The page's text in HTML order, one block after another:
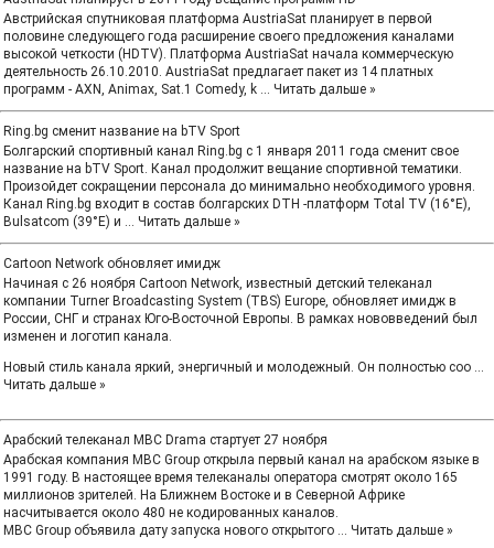
Австрийская спутниковая платформа AustriaSat планирует в первой
половине следующего года расширение своего предложения каналами
высокой четкости (HDTV). Платформа AustriaSat начала коммерческую
деятельность 26.10.2010. AustriaSat предлагает пакет из 14 платных
программ - AXN, Animax, Sat.1 Comedy, k ... Читать дальше »
Ring.bg сменит название на bTV Sport
Болгарский спортивный канал Ring.bg с 1 января 2011 года сменит свое
название на bTV Sport. Канал продолжит вещание спортивной тематики.
Произойдет сокращении персонала до минимально необходимого уровня.
Канал Ring.bg входит в состав болгарских DTH -платформ Total TV (16°E),
Bulsatcom (39°E) и ... Читать дальше »
Cartoon Network обновляет имидж
Начиная с 26 ноября Cartoon Network, известный детский телеканал
компании Turner Broadcasting System (TBS) Europe, обновляет имидж в
России, СНГ и странах Юго-Восточной Европы. В рамках нововведений был
изменен и логотип канала.
Новый стиль канала яркий, энергичный и молодежный. Он полностью соо ...
Читать дальше »
Арабский телеканал MBC Drama стартует 27 ноября
Арабская компания MBC Group открыла первый канал на арабском языке в
1991 году. В настоящее время телеканалы оператора смотрят около 165
миллионов зрителей. На Ближнем Востоке и в Северной Африке
насчитывается около 480 не кодированных каналов.
MBC Group объявила дату запуска нового открытого ... Читать дальше »